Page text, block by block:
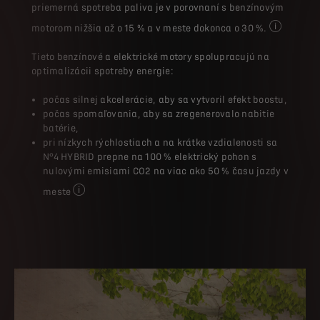
priemerná spotreba paliva je v porovnaní s benzínovým
motorom nižšia až o 15 % a v meste dokonca o 30 %.
Tieto benzínové a elektrické motory spolupracujú na
optimalizácii spotreby energie:
počas silnej akcelerácie, aby sa vytvoril efekt boostu,
počas spomaľovania, aby sa zregenerovalo nabitie
batérie,
pri nízkych rýchlostiach a na krátke vzdialenosti sa
N°4 HYBRID prepne na 100 % elektrický pohon s
nulovými emisiami CO2 na viac ako 50 % času jazdy v
meste